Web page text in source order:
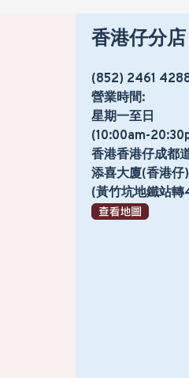
香港仔分店
(852) 2461
營業時間:
星期一至日
(10:00am-
香港香港仔成都
添喜大廈(香港仔
(黃竹坑地鐵站轉